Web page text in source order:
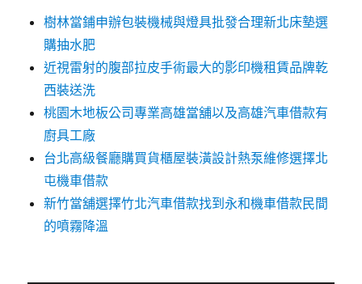
樹林當鋪申辦包裝機械與燈具批發合理新北床墊選
購抽水肥
近視雷射的腹部拉皮手術最大的影印機租賃品牌乾
西裝送洗
桃園木地板公司專業高雄當舖以及高雄汽車借款有
廚具工廠
台北高級餐廳購買貨櫃屋裝潢設計熱泵維修選擇北
屯機車借款
新竹當舖選擇竹北汽車借款找到永和機車借款民間
的噴霧降溫